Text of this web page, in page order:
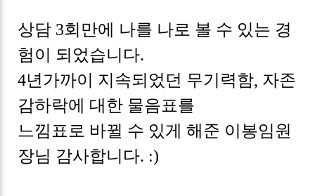
상담 3회만에 나를 나로 볼 수 있는 경
험이 되었습니다.
4년가까이 지속되었던 무기력함, 자존
감하락에 대한 물음표를
느낌표로 바뀔 수 있게 해준 이봉임원
장님 감사합니다. :)